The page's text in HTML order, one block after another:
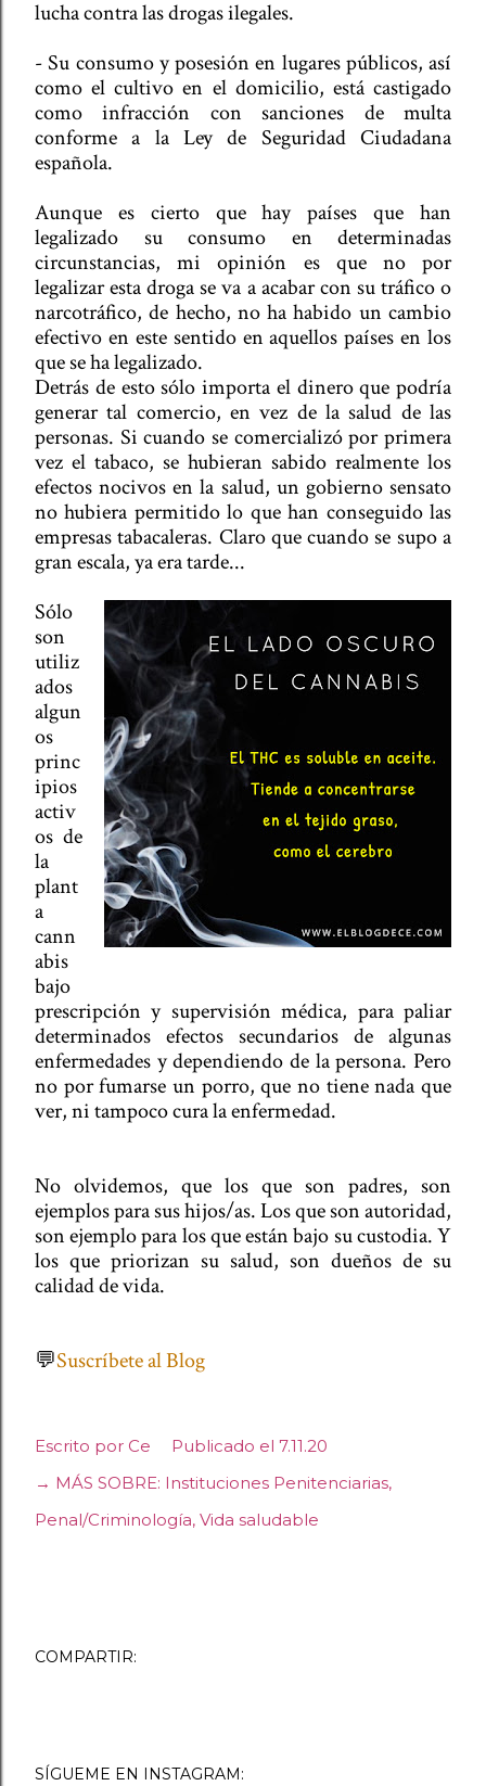
lucha contra las drogas ilegales.
- Su consumo y posesión en lugares públicos, así
como el cultivo en el domicilio, está castigado
como infracción con sanciones de multa
conforme a la Ley de Seguridad Ciudadana
española.
Aunque es cierto que hay países que han
legalizado su consumo en determinadas
circunstancias, mi opinión es que no por
legalizar esta droga se va a acabar con su tráfico o
narcotráfico, de hecho, no ha habido un cambio
efectivo en este sentido en aquellos países en los
que se ha legalizado.
Detrás de esto sólo importa el dinero que podría
generar tal comercio, en vez de la salud de las
personas. Si cuando se comercializó por primera
vez el tabaco, se hubieran sabido realmente los
efectos nocivos en la salud, un gobierno sensato
no hubiera permitido lo que han conseguido las
empresas tabacaleras. Claro que cuando se supo a
gran escala, ya era tarde...
Sólo
son
utiliz
ados
algun
os
princ
ipios
activ
os de
la
plant
a
cann
abis
bajo
prescripción y supervisión médica, para paliar
determinados efectos secundarios de algunas
enfermedades y dependiendo de la persona. Pero
no por fumarse un porro, que no tiene nada que
ver, ni tampoco cura la enfermedad.
No olvidemos, que los que son padres, son
ejemplos para sus hijos/as. Los que son autoridad,
son ejemplo para los que están bajo su custodia. Y
los que priorizan su salud, son dueños de su
calidad de vida.
💬Suscríbete al Blog
Escrito por Ce Publicado el 7.11.20
→ MÁS SOBRE: Instituciones Penitenciarias
Penal/Criminología Vida saludable
COMPARTIR:
SÍGUEME EN INSTAGRAM: